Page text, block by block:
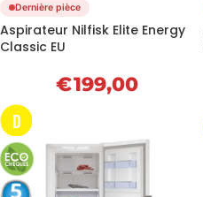
Dernière pièce
Aspirateur Nilfisk Elite Energy
Classic EU
€199,00
D